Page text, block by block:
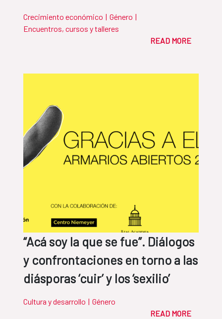
Crecimiento económico | Género |
Encuentros, cursos y talleres
READ MORE
“Acá soy la que se fue”. Diálogos
y confrontaciones en torno a las
diásporas ‘cuir’ y los ‘sexilio’
Cultura y desarrollo | Género
READ MORE